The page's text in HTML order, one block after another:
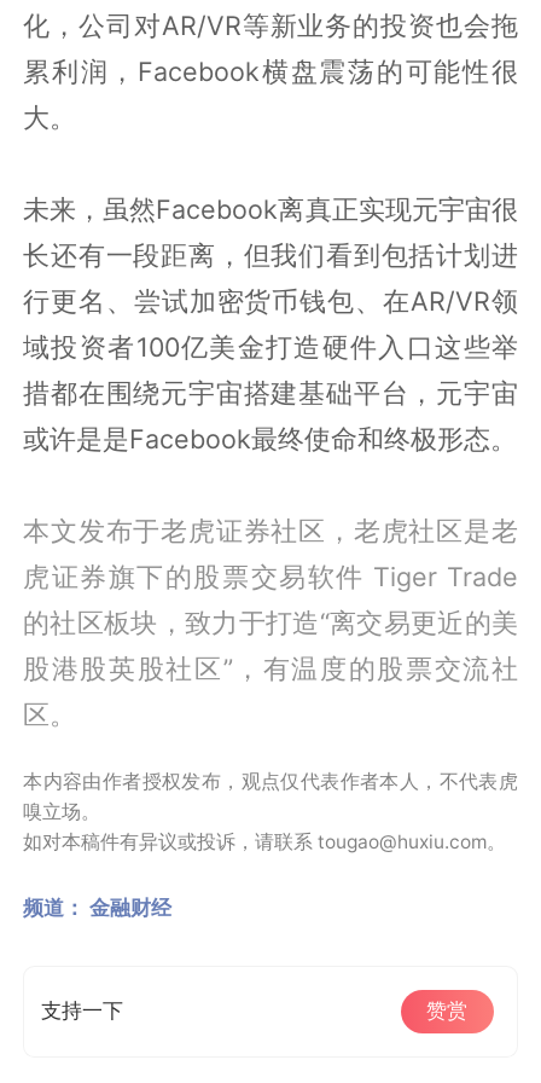
化，公司对AR/VR等新业务的投资也会拖
累利润，Facebook横盘震荡的可能性很
大。
未来，虽然Facebook离真正实现元宇宙很
长还有一段距离，但我们看到包括计划进
行更名、尝试加密货币钱包、在AR/VR领
域投资者100亿美金打造硬件入口这些举
措都在围绕元宇宙搭建基础平台，元宇宙
或许是是Facebook最终使命和终极形态。
本文发布于老虎证券社区，老虎社区是老
虎证券旗下的股票交易软件 Tiger Trade
的社区板块，致力于打造“离交易更近的美
股港股英股社区”，有温度的股票交流社
区。
本内容由作者授权发布，观点仅代表作者本人，不代表虎
嗅立场。
如对本稿件有异议或投诉，请联系 tougao@huxiu.com。
频道： 金融财经
支持一下 赞赏